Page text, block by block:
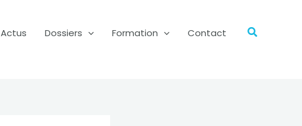
Actus Dossiers Formation Contact